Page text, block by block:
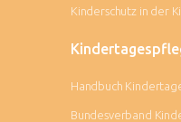
Kinderschutz in der
Handbuch
Bundesverband